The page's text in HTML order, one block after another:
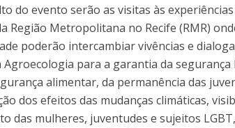
do evento serão as visitas às experiências
Região Metropolitana no Recife (RMR)
poderão intercambiar vivências e
para a garantia da segurança
alimentar, da permanência das
dos efeitos das mudanças climáticas,
das mulheres, juventudes e sujeitos